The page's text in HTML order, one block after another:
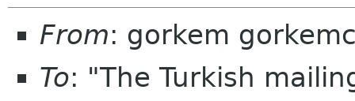
From: gorkem
To: "The Turkish